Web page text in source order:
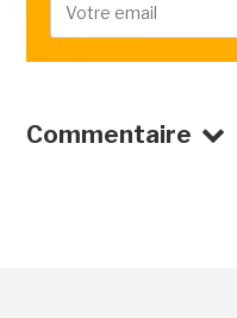
Commentaire